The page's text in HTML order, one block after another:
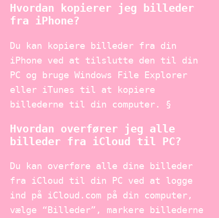
Hvordan kopierer jeg billeder
fra iPhone?
Du kan kopiere billeder fra din
iPhone ved at tilslutte den til din
PC og bruge Windows File Explorer
eller iTunes til at kopiere
billederne til din computer. §
Hvordan overfører jeg alle
billeder fra iCloud til PC?
Du kan overføre alle dine billeder
fra iCloud til din PC ved at logge
ind på iCloud.com på din computer,
vælge “Billeder”, markere billederne